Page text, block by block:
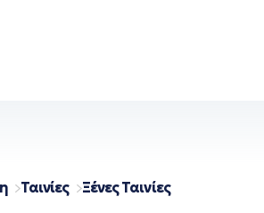
Ταινίες Ξένες Ταινίες